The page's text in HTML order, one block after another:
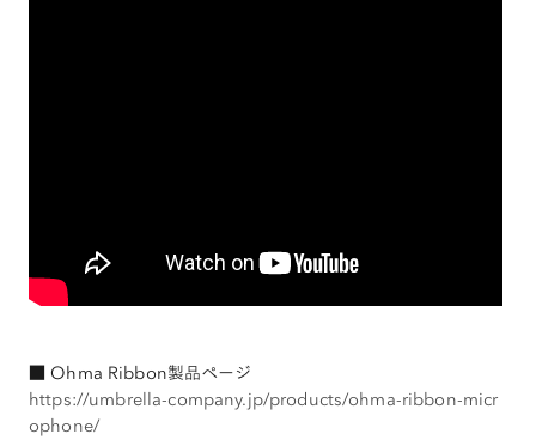
■ Ohma Ribbon製品ページ
https://umbrella-company.jp/products/ohma-ribbon-micr
ophone/